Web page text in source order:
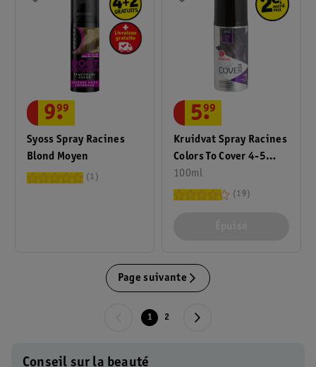
Syoss Spray Racines
Blond Moyen
9.
99
1
Kruidvat Spray Racines
Colors To Cover 4-5
Brun Foncé
100ml
5.
99
19
Page suivante
1 2
Conseil sur la beauté